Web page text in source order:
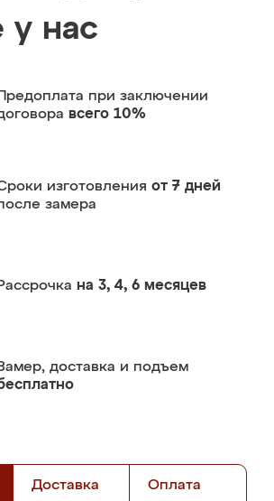
у нас
при заключении
всего 10%
изготовления от 7 дней
замера
на 3, 4, 6 месяцев
доставка и подъем
Доставка Оплата